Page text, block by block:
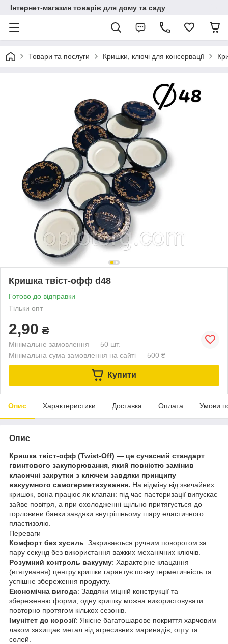
Інтернет-магазин товарів для дому та саду
Товари та послуги Кришки, ключі для консервації
Кришка твіст-офф d48
Готово до відправки
Тільки опт
2,90 ₴
Мінімальне замовлення — 50 шт.
Мінімальна сума замовлення на сайті — 500 ₴
Купити
Опис Характеристики Доставка Оплата Умови
Опис
Кришка твіст-офф (Twist-Off) — це сучасний стандарт
гвинтового закупорювання, який повністю замінив
класичні закрутки з ключем завдяки принципу
вакуумного самогерметизування. На відміну від звичайних
кришок, вона працює як клапан: під час пастеризації випускає
зайве повітря, а при охолодженні щільно притягується до
горловини банки завдяки внутрішньому шару еластичного
пластизолю.
Переваги
Комфорт без зусиль: Закривається ручним поворотом за
пару секунд без використання важких механічних ключів.
Розумний контроль вакууму: Характерне клацання
(втягування) центру кришки гарантує повну герметичність та
успішне збереження продукту.
Економічна вигода: Завдяки міцній конструкції та
збереженню форми, одну кришку можна використовувати
повторно протягом кількох сезонів.
Імунітет до корозії: Якісне багатошарове покриття харчовим
лаком захищає метал від агресивних маринадів, оцту та
солей.